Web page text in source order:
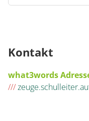
Kontakt
what3words
///